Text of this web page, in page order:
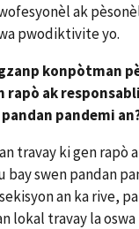
ak
pwodiktivite yo.
konpòtman p
rapò ak
pandemi
travay ki gen rapò
bay swen pandan
an ka rive,
lokal travay la